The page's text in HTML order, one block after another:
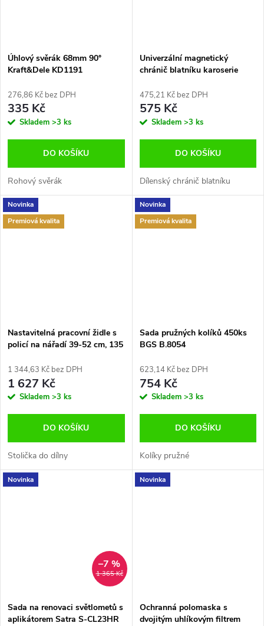
Úhlový svěrák 68mm 90°
Kraft&Dele KD1191
276,86 Kč bez DPH
335 Kč
Skladem >3 ks
DO KOŠÍKU
Rohový svěrák
Univerzální magnetický
chránič blatníku karoserie
Germany TP300486
475,21 Kč bez DPH
575 Kč
Skladem >3 ks
DO KOŠÍKU
Dílenský chránič blatníku
Novinka
Premiová kvalita
Nastavitelná pracovní židle s
policí na nářadí 39-52 cm, 135
1 344,63 Kč bez DPH
1 627 Kč
Skladem >3 ks
DO KOŠÍKU
Stolička do dílny
Novinka
Premiová kvalita
Sada pružných kolíků 450ks
BGS B.8054
623,14 Kč bez DPH
754 Kč
Skladem >3 ks
DO KOŠÍKU
Kolíky pružné
Novinka
1 365 Kč
–7 %
Sada na renovaci světlometů s
aplikátorem Satra S-CL23HR
Novinka
Ochranná polomaska s
dvojitým uhlíkovým filtrem